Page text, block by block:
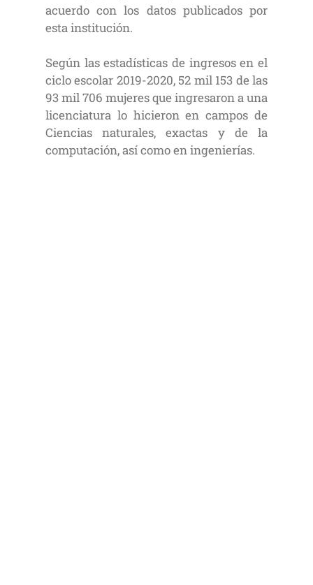
acuerdo con los datos publicados por
esta institución.
Según las estadísticas de ingresos en el
ciclo escolar 2019-2020, 52 mil 153 de las
93 mil 706 mujeres que ingresaron a una
licenciatura lo hicieron en campos de
Ciencias naturales, exactas y de la
computación, así como en ingenierías.